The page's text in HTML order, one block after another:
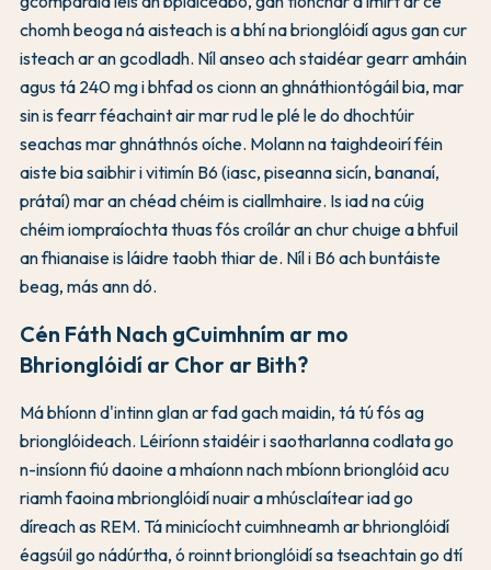
chomh beoga ná aisteach is a bhí na brionglóidí agus gan cur
isteach ar an gcodladh. Níl anseo ach staidéar gearr amháin
agus tá 240 mg i bhfad os cionn an ghnáthiontógáil bia, mar
sin is fearr féachaint air mar rud le plé le do dhochtúir
seachas mar ghnáthnós oíche. Molann na taighdeoirí féin
aiste bia saibhir i vitimín B6 (iasc, piseanna sicín, bananaí,
prátaí) mar an chéad chéim is ciallmhaire. Is iad na cúig
chéim iompraíochta thuas fós croílár an chur chuige a bhfuil
an fhianaise is láidre taobh thiar de. Níl i B6 ach buntáiste
beag, más ann dó.
Cén Fáth Nach gCuimhním ar mo
Bhrionglóidí ar Chor ar Bith?
Má bhíonn d'intinn glan ar fad gach maidin, tá tú fós ag
brionglóideach. Léiríonn staidéir i saotharlanna codlata go
n-insíonn fiú daoine a mhaíonn nach mbíonn brionglóid acu
riamh faoina mbrionglóidí nuair a mhúsclaítear iad go
díreach as REM. Tá minicíocht cuimhneamh ar bhrionglóidí
éagsúil go nádúrtha, ó roinnt brionglóidí sa tseachtain go dtí